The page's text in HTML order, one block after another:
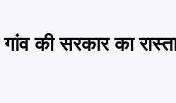
की सरकार का